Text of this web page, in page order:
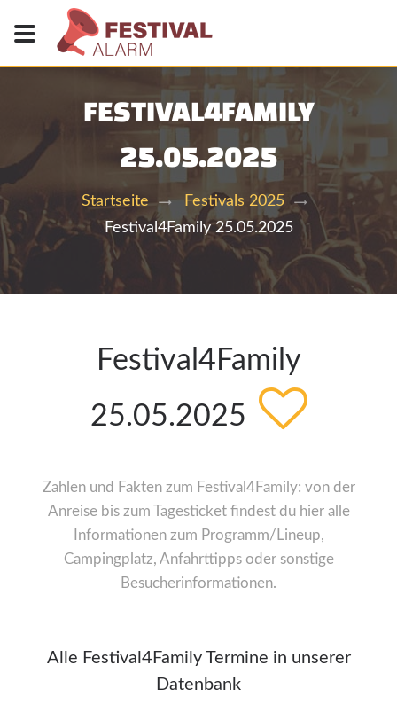
FESTIVAL4FAMILY
25.05.2025
Startseite
Festivals 2025
Festival4Family 25.05.2025
Festival4Family
25.05.2025
Zahlen und Fakten zum Festival4Family: von der
Anreise bis zum Tagesticket findest du hier alle
Informationen zum Programm/Lineup,
Campingplatz, Anfahrttipps oder sonstige
Besucherinformationen.
Alle Festival4Family Termine in unserer
Datenbank